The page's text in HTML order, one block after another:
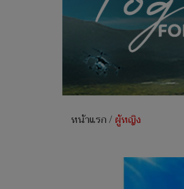
หน้าแรก/ผู้หญิง